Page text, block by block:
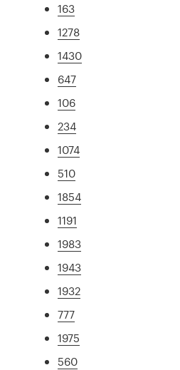
163
1278
1430
647
106
234
1074
510
1854
1191
1983
1943
1932
777
1975
560